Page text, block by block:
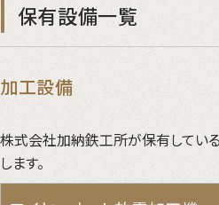
保有設備一覧
加工設備
株式会社加納鉄工所が保有してい
します。